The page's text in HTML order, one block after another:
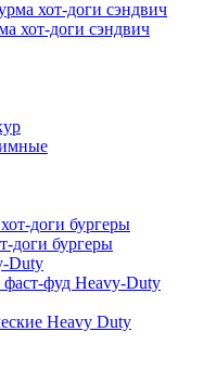
хот-доги сэндвич
доги бургеры
Duty
фуд Heavy-Duty
Heavy Duty